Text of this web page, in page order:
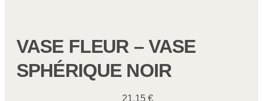
VASE FLEUR – VASE
SPHÉRIQUE NOIR
21,15 €